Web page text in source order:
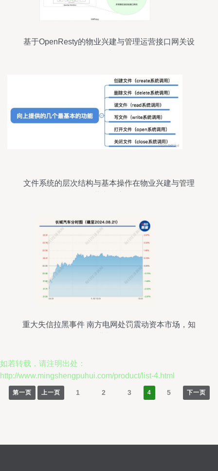
基于OpenResty的物业兴建与管理运营接口网关设
文件系统的层次结构与基本操作在物业兴建与管理
重大失信拉黑事件 南方电网处罚震动资本市场，知
如若转载，请注明出处：
http://www.mingshengpuhui.com/product/list-4.html
第一页 上一页 1 2 3 4 5 下一页